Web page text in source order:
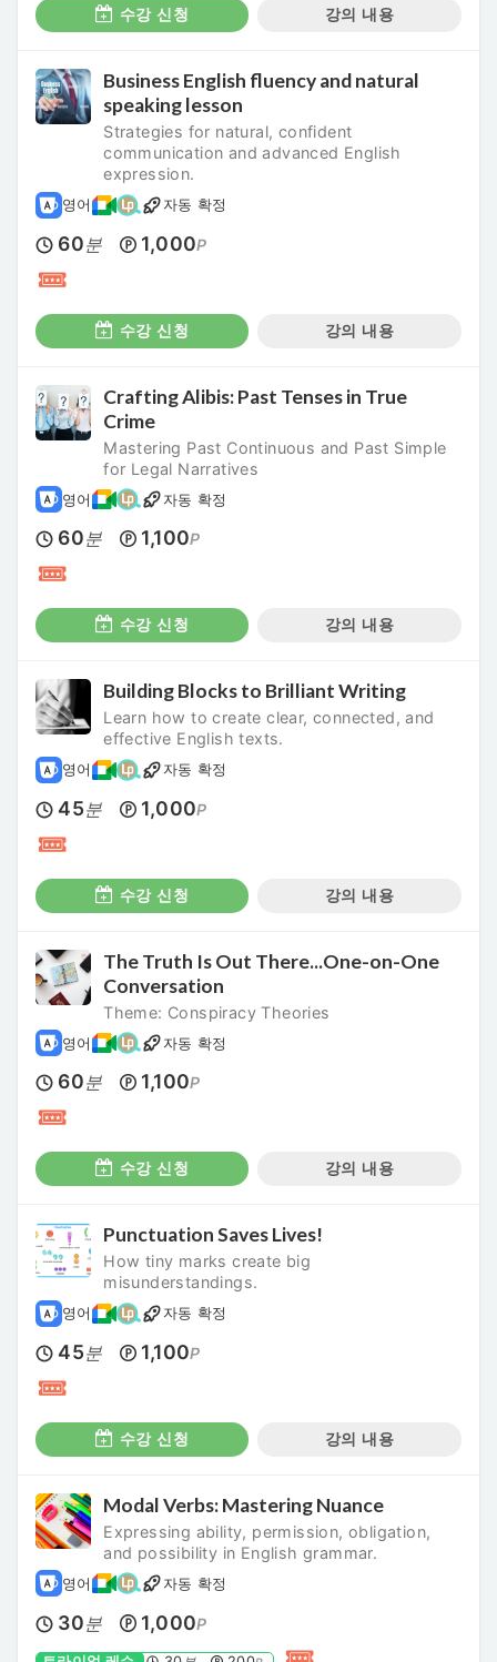
수강 신청 강의 내용
Business English fluency and natural
speaking lesson
Strategies for natural, confident
communication and advanced English
expression.
영어 자동 확정
60분 1,000P
수강 신청 강의 내용
Crafting Alibis: Past Tenses in True
Crime
Mastering Past Continuous and Past Simple
for Legal Narratives
영어 자동 확정
60분 1,100P
수강 신청 강의 내용
Building Blocks to Brilliant Writing
Learn how to create clear, connected, and
effective English texts.
영어 자동 확정
45분 1,000P
수강 신청 강의 내용
The Truth Is Out There...One-on-One
Conversation
Theme: Conspiracy Theories
영어 자동 확정
60분 1,100P
수강 신청 강의 내용
Punctuation Saves Lives!
How tiny marks create big
misunderstandings.
영어 자동 확정
45분 1,100P
수강 신청 강의 내용
Modal Verbs: Mastering Nuance
Expressing ability, permission, obligation,
and possibility in English grammar.
영어 자동 확정
30분 1,000P